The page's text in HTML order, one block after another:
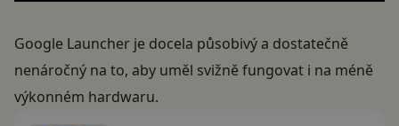
Google Launcher je docela působivý a dostatečně
nenáročný na to, aby uměl svižně fungovat i na méně
výkonném hardwaru.